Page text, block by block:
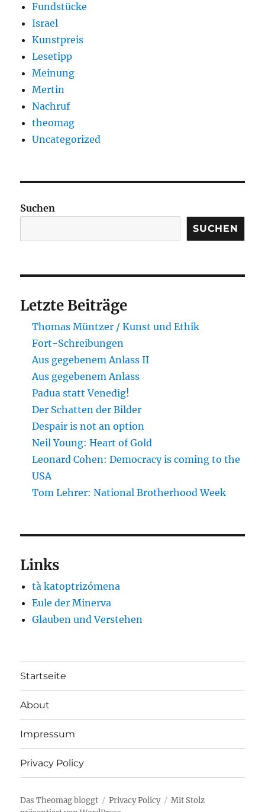
Fundstücke
Israel
Kunstpreis
Lesetipp
Meinung
Mertin
Nachruf
theomag
Uncategorized
Suchen
SUCHEN
Letzte Beiträge
Thomas Müntzer / Kunst und Ethik
Fort-Schreibungen
Aus gegebenem Anlass II
Aus gegebenem Anlass
Padua statt Venedig!
Der Schatten der Bilder
Despair is not an option
Neil Young: Heart of Gold
Leonard Cohen: Democracy is coming to the
USA
Tom Lehrer: National Brotherhood Week
Links
tà katoptrizómena
Eule der Minerva
Glauben und Verstehen
Startseite
About
Impressum
Privacy Policy
Das Theomag bloggt Privacy Policy
Mit Stolz